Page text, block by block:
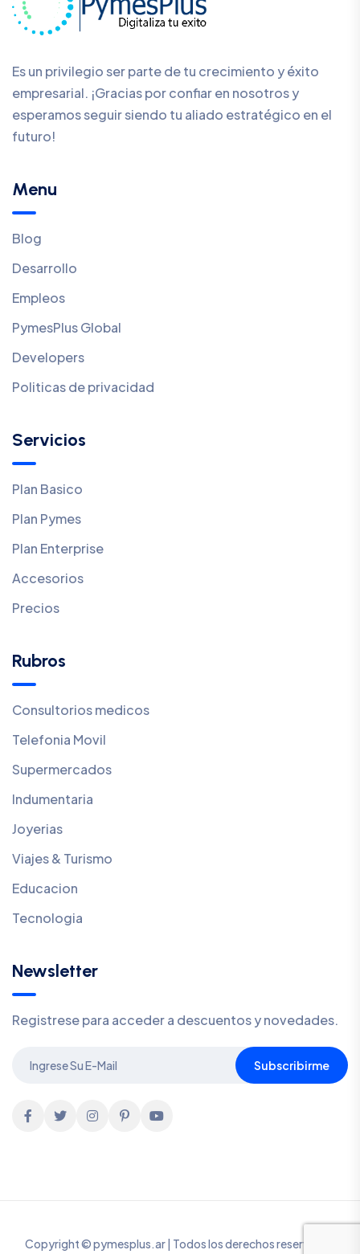
Es un privilegio ser parte de tu crecimiento y éxito
empresarial. ¡Gracias por confiar en nosotros y
esperamos seguir siendo tu aliado estratégico en el
futuro!
Menu
Blog
Desarrollo
Empleos
PymesPlus Global
Developers
Politicas de privacidad
Servicios
Plan Basico
Plan Pymes
Plan Enterprise
Accesorios
Precios
Rubros
Consultorios medicos
Telefonia Movil
Supermercados
Indumentaria
Joyerias
Viajes & Turismo
Educacion
Tecnologia
Newsletter
Registrese para acceder a descuentos y novedades.
Subscribirme
Copyright © pymesplus.ar | Todos los derechos reservados